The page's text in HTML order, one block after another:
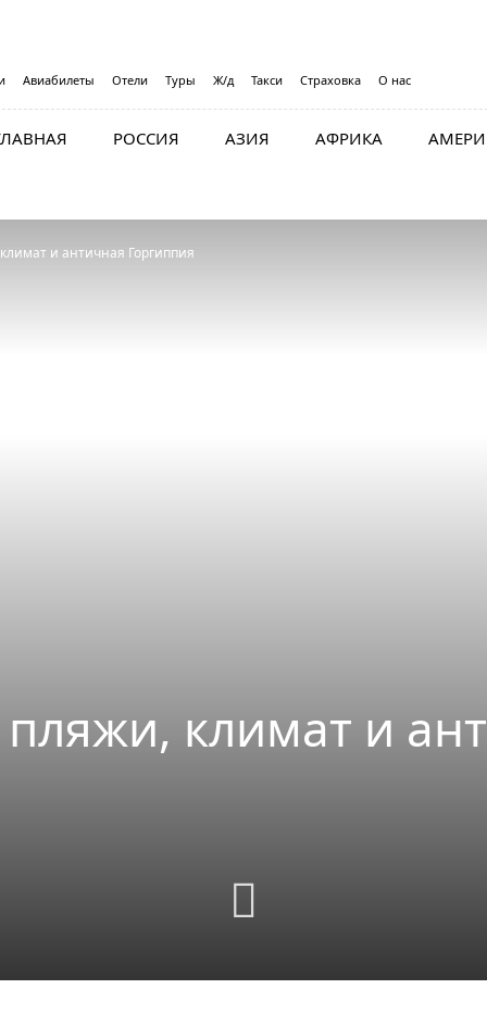
Авиабилеты Отели Туры Ж/д Такси Страховка О нас
РОССИЯ АЗИЯ АФРИКА
и античная Горгиппия
климат и